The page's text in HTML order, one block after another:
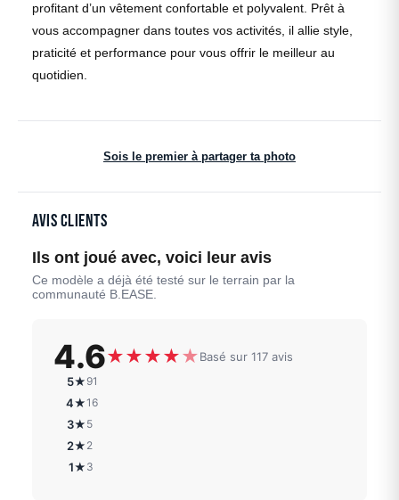
profitant d’un vêtement confortable et polyvalent. Prêt à
vous accompagner dans toutes vos activités, il allie style,
praticité et performance pour vous offrir le meilleur au
quotidien.
Sois le premier à partager ta photo
Avis clients
Ils ont joué avec, voici leur avis
Ce modèle a déjà été testé sur le terrain par la
communauté B.EASE.
4.6★★★★★Basé sur 117 avis
5★ 91
4★16
3★ 5
2★ 2
1★ 3